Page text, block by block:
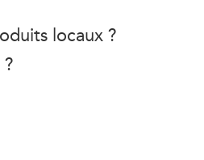
locaux ?